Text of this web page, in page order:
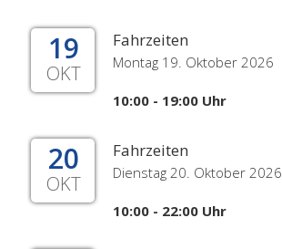
19
OKT
Fahrzeiten
Montag 19. Oktober 2026
10:00 - 19:00 Uhr
20
OKT
Fahrzeiten
Dienstag 20. Oktober 2026
10:00 - 22:00 Uhr